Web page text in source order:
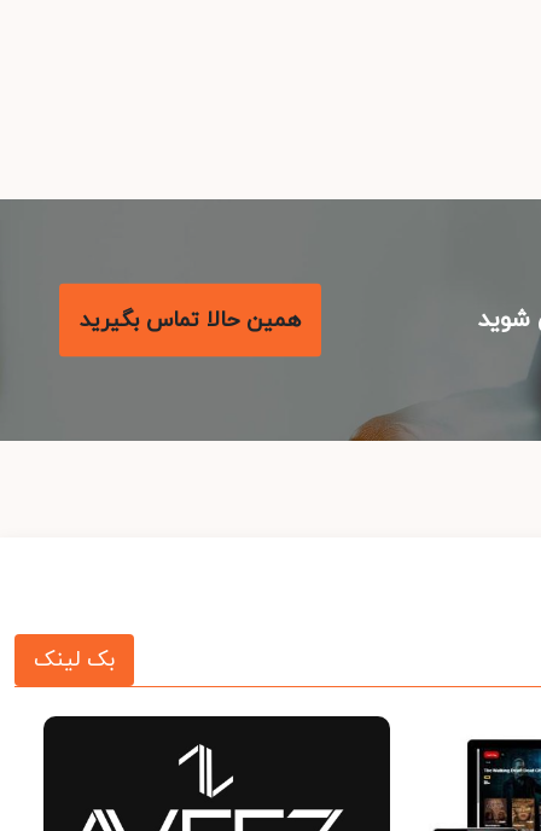
همین حالا تماس بگیرید
بک لینک